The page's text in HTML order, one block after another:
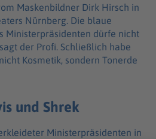
Maskenbildner Dirk Hirsch in
Nürnberg. Die blaue
Ministerpräsidenten dürfe nicht
der Profi. Schließlich habe
Kosmetik, sondern Tonerde
und Shrek
Ministerpräsidenten in